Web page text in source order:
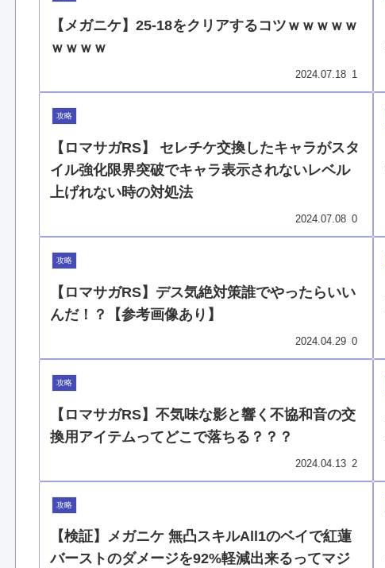
【メガニケ】25-18をクリアするコツｗｗｗｗｗ
ｗｗｗｗ
2024.07.18 1
攻略
【ロマサガRS】 セレチケ交換したキャラがスタ
イル強化限界突破でキャラ表示されないレベル
上げれない時の対処法
2024.07.08 0
攻略
【ロマサガRS】デス気絶対策誰でやったらいい
んだ！？【参考画像あり】
2024.04.29 0
攻略
【ロマサガRS】不気味な影と響く不協和音の交
換用アイテムってどこで落ちる？？？
2024.04.13 2
攻略
【検証】メガニケ 無凸スキルAll1のベイで紅蓮
バーストのダメージを92%軽減出来るってマジ